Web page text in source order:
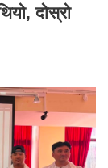
दोस्रो